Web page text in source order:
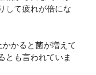
して疲れが倍にな
かると菌が増えて
とも言われていま